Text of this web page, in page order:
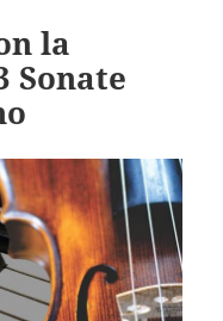
la
Sonate